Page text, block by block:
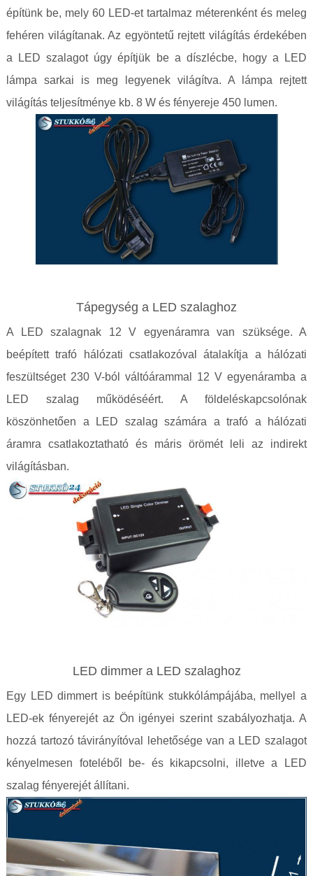
építünk be, mely 60 LED-et tartalmaz méterenként és meleg
fehéren világítanak. Az egyöntetű rejtett világítás érdekében
a LED szalagot úgy építjük be a díszlécbe, hogy a LED
lámpa sarkai is meg legyenek világítva. A lámpa rejtett
világítás teljesítménye kb. 8 W és fényereje 450 lumen.
Tápegység a LED szalaghoz
A LED szalagnak 12 V egyenáramra van szüksége. A
beépített trafó hálózati csatlakozóval átalakítja a hálózati
feszültséget 230 V-ból váltóárammal 12 V egyenáramba a
LED szalag működéséért. A földeléskapcsolónak
köszönhetően a LED szalag számára a trafó a hálózati
áramra csatlakoztatható és máris örömét leli az indirekt
világításban.
LED dimmer a LED szalaghoz
Egy LED dimmert is beépítünk stukkólámpájába, mellyel a
LED-ek fényerejét az Ön igényei szerint szabályozhatja. A
hozzá tartozó távirányítóval lehetősége van a LED szalagot
kényelmesen foteléből be- és kikapcsolni, illetve a LED
szalag fényerejét állítani.